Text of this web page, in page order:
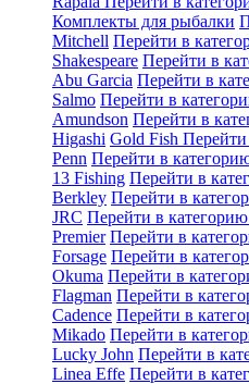
Комплекты для рыбалки
Mitchell Перейти в
Shakespeare Перейти в
Abu Garcia Перейти в
Salmo Перейти в
Amundson Перейти в
Higashi Gold Fish
Penn Перейти в
13 Fishing Перейти в
Berkley Перейти в
JRC Перейти в категорию
Premier Перейти в
Forsage Перейти в
Okuma Перейти в
Flagman Перейти в
Cadence Перейти в
Mikado Перейти в
Lucky John Перейти в
Linea Effe Перейти в